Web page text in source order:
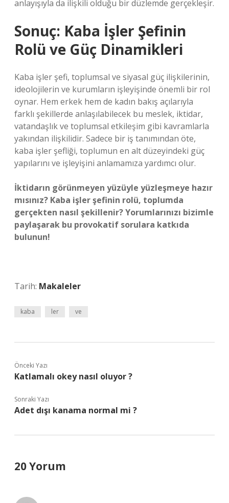
anlayışıyla da ilişkili olduğu bir düzlemde gerçekleşir.
Sonuç: Kaba İşler Şefinin
Rolü ve Güç Dinamikleri
Kaba işler şefi, toplumsal ve siyasal güç ilişkilerinin,
ideolojilerin ve kurumların işleyişinde önemli bir rol
oynar. Hem erkek hem de kadın bakış açılarıyla
farklı şekillerde anlaşılabilecek bu meslek, iktidar,
vatandaşlık ve toplumsal etkileşim gibi kavramlarla
yakından ilişkilidir. Sadece bir iş tanımından öte,
kaba işler şefliği, toplumun en alt düzeyindeki güç
yapılarını ve işleyişini anlamamıza yardımcı olur.
İktidarın görünmeyen yüzüyle yüzleşmeye hazır
mısınız? Kaba işler şefinin rolü, toplumda
gerçekten nasıl şekillenir? Yorumlarınızı bizimle
paylaşarak bu provokatif sorulara katkıda
bulunun!
Tarih: Makaleler
kaba ler ve
Önceki Yazı
Katlamalı okey nasıl oluyor ?
Sonraki Yazı
Adet dışı kanama normal mi ?
20 Yorum